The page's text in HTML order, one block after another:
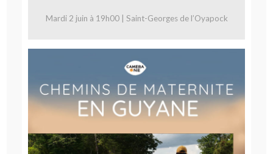
Mardi 2 juin à 19h00 | Saint-Georges de l’Oyapock